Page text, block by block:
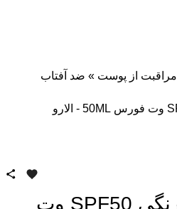
مراقبت از پوست » ضد آفتاب
فلوئید ضد آفتاب رنگی SPF50 وت